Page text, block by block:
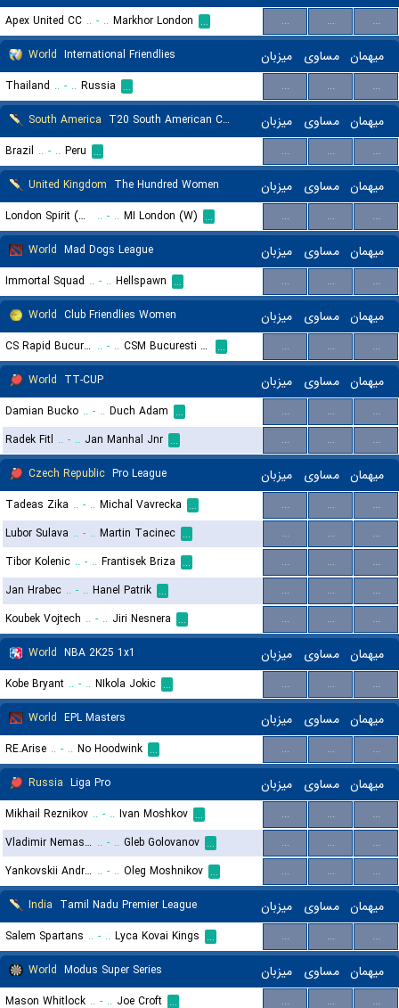
Apex United CC .. - .. Markhor London ... ... ...
...
World International Friendlies میزبان مساوی میهمان
Thailand .. - .. Russia ... ... ...
...
South America T20 South American Championship میزبان مساوی میهمان
Brazil .. - .. Peru ... ... ...
...
United Kingdom The Hundred Women میزبان مساوی میهمان
London Spirit (W) .. - .. MI London (W) ... ... ...
...
World Mad Dogs League میزبان مساوی میهمان
Immortal Squad .. - .. Hellspawn ... ... ...
...
World Club Friendlies Women میزبان مساوی میهمان
CS Rapid Bucuresti (W) .. - .. CSM Bucuresti (W) ... ... ...
...
World TT-CUP میزبان مساوی میهمان
Damian Bucko .. - .. Duch Adam ... ... ...
...
Radek Fitl .. - .. Jan Manhal Jnr ... ... ...
...
Czech Republic Pro League میزبان مساوی میهمان
Tadeas Zika .. - .. Michal Vavrecka ... ... ...
...
Lubor Sulava .. - .. Martin Tacinec ... ... ...
...
Tibor Kolenic .. - .. Frantisek Briza ... ... ...
...
Jan Hrabec .. - .. Hanel Patrik ... ... ...
...
Koubek Vojtech .. - .. Jiri Nesnera ... ... ...
...
World NBA 2K25 1x1 میزبان مساوی میهمان
Kobe Bryant .. - .. NIkola Jokic ... ... ...
...
World EPL Masters میزبان مساوی میهمان
RE.Arise .. - .. No Hoodwink ... ... ...
...
Russia Liga Pro میزبان مساوی میهمان
Mikhail Reznikov .. - .. Ivan Moshkov ... ... ...
...
Vladimir Nemashkalo .. - .. Gleb Golovanov ... ... ...
...
Yankovskii Andrei .. - .. Oleg Moshnikov ... ... ...
...
India Tamil Nadu Premier League میزبان مساوی میهمان
Salem Spartans .. - .. Lyca Kovai Kings ... ... ...
...
World Modus Super Series میزبان مساوی میهمان
Mason Whitlock .. - .. Joe Croft ... ... ... ...